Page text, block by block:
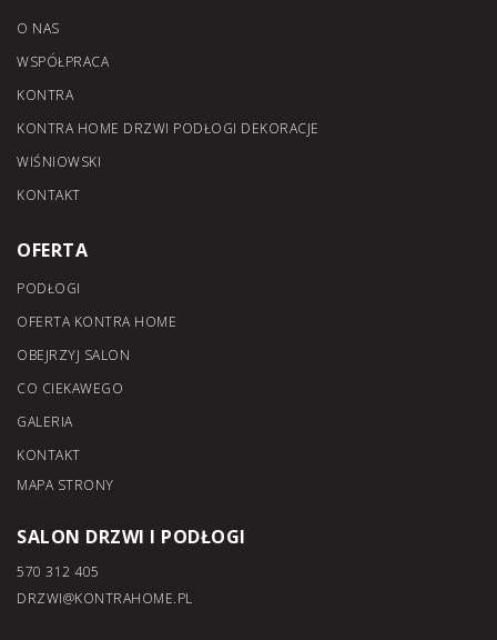
O NAS
WSPÓŁPRACA
KONTRA
KONTRA HOME DRZWI PODŁOGI DEKORACJE
WIŚNIOWSKI
KONTAKT
OFERTA
PODŁOGI
OFERTA KONTRA HOME
OBEJRZYJ SALON
CO CIEKAWEGO
GALERIA
KONTAKT
MAPA STRONY
SALON DRZWI I PODŁOGI
570 312 405
DRZWI@KONTRAHOME.PL